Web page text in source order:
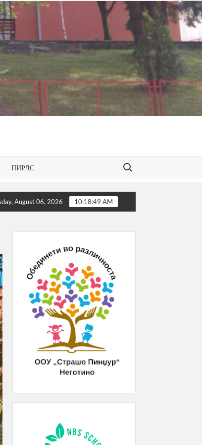
ПИРЛС
Search for:
– презентирана одобрената програма за
August 06, 2026 10:18:51 AM